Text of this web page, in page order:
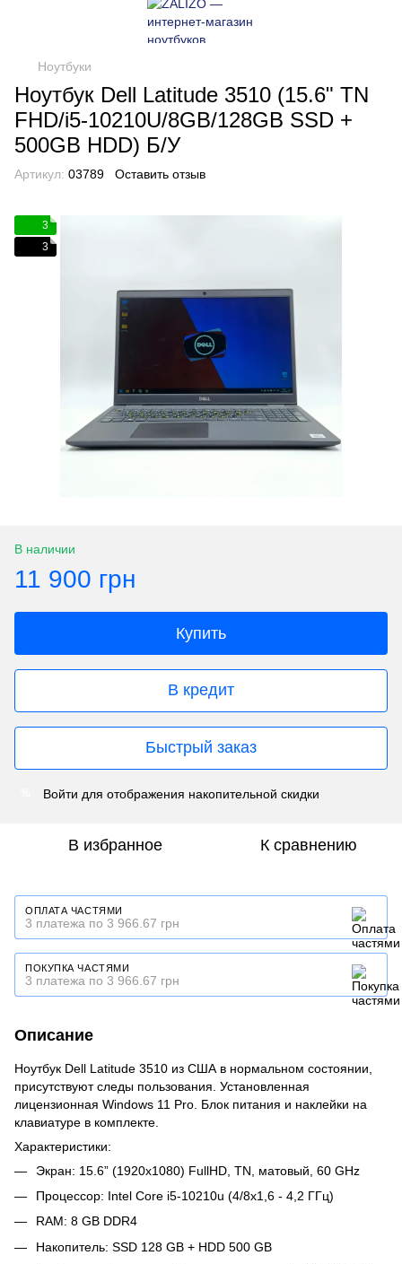
Ноутбуки
Ноутбук Dell Latitude 3510 (15.6" TN
FHD/i5-10210U/8GB/128GB SSD +
500GB HDD) Б/У
Артикул: 03789 Оставить отзыв
3
3
В наличии
11 900 грн
Купить
В кредит
Быстрый заказ
Войти для отображения накопительной скидки
В избранное К сравнению
ОПЛАТА ЧАСТЯМИ
3 платежа по 3 966.67 грн
ПОКУПКА ЧАСТЯМИ
3 платежа по 3 966.67 грн
Описание
Ноутбук Dell Latitude 3510 из США в нормальном состоянии,
присутствуют следы пользования. Установленная
лицензионная Windows 11 Pro. Блок питания и наклейки на
клавиатуре в комплекте.
Характеристики:
Экран: 15.6” (1920x1080) FullHD, TN, матовый, 60 GHz
Процессор: Intel Core i5-10210u (4/8x1,6 - 4,2 ГГц)
RAM: 8 GB DDR4
Накопитель: SSD 128 GB + HDD 500 GB